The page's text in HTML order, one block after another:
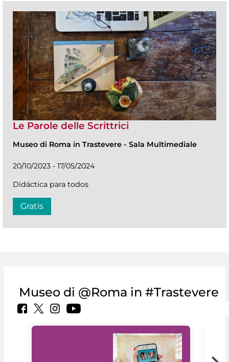
Le Parole delle Scrittrici
Museo di Roma in Trastevere - Sala Multimediale
20/10/2023 - 17/05/2024
Didáctica para todos
Gratis
Museo di @Roma in #Trastevere